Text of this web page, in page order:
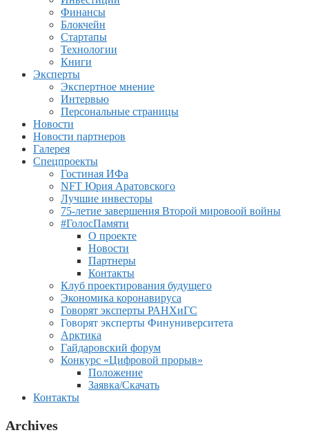
Финансы
Блокчейн
Стартапы
Технологии
Книги
Эксперты
Экспертное мнение
Интервью
Персональные страницы
Новости
Новости партнеров
Галерея
Спецпроекты
Гостиная ИФа
NFT Юрия Аратовского
Лучшие инвесторы
75-летие завершения Второй мировоой войны
#ГолосПамяти
О проекте
Новости
Партнеры
Контакты
Клуб проектирования будущего
Экономика коронавируса
Говорят эксперты РАНХиГС
Говорят эксперты Финуниверситета
Арктика
Гайдаровский форум
Конкурс «Цифровой прорыв»
Положение
Заявка/Скачать
Контакты
Archives